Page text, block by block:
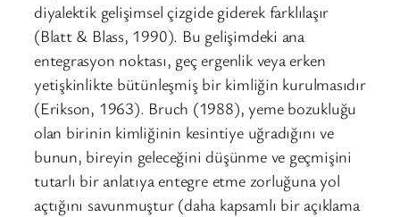
diyalektik gelişimsel çizgide giderek farklılaşır
(Blatt & Blass, 1990). Bu gelişimdeki ana
entegrasyon noktası, geç ergenlik veya erken
yetişkinlikte bütünleşmiş bir kimliğin kurulmasıdır
(Erikson, 1963). Bruch (1988), yeme bozukluğu
olan birinin kimliğinin kesintiye uğradığını ve
bunun, bireyin geleceğini düşünme ve geçmişini
tutarlı bir anlatıya entegre etme zorluğuna yol
açtığını savunmuştur (daha kapsamlı bir açıklama